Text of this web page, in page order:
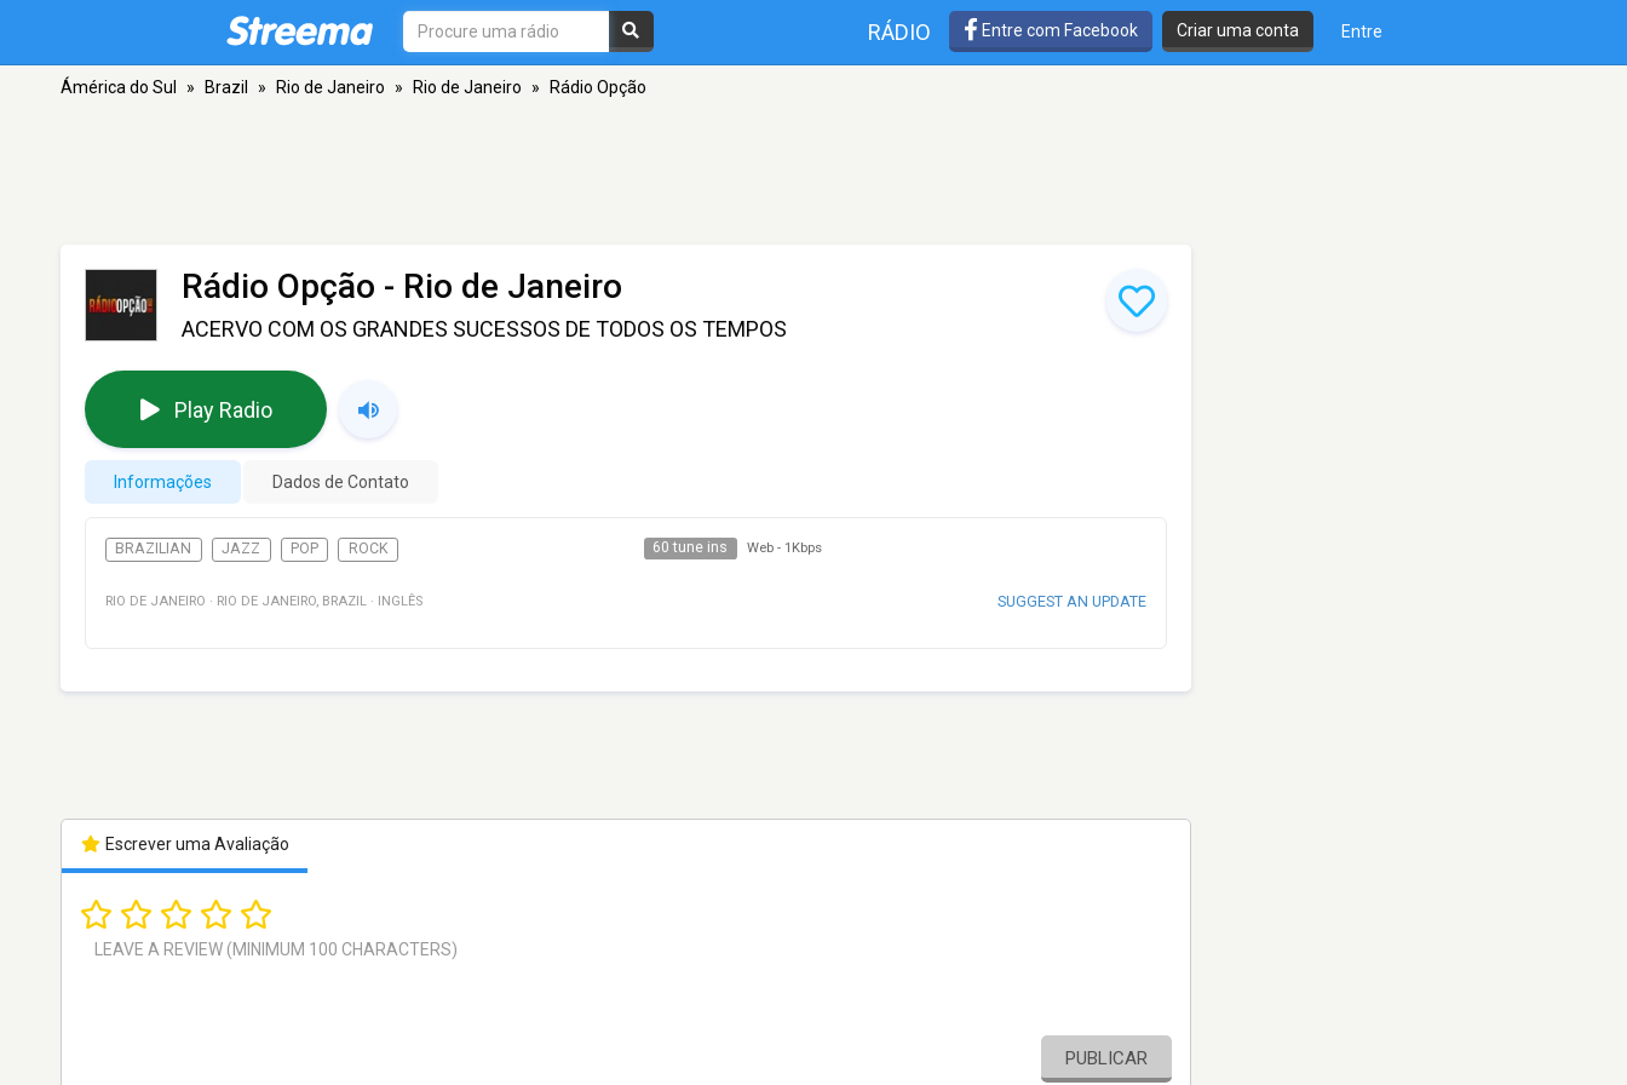
RÁDIO Entre com Facebook Criar uma conta Entre
Ámérica do Sul » Brazil » Rio de Janeiro » Rio de Janeiro » Rádio Opção
Rádio Opção - Rio de Janeiro
ACERVO COM OS GRANDES SUCESSOS DE TODOS OS TEMPOS
Play Radio
Informações Dados de Contato
BRAZILIAN JAZZ POP ROCK 60 tune ins Web - 1Kbps
RIO DE JANEIRO · RIO DE JANEIRO, BRAZIL · INGLÊS SUGGEST AN UPDATE
Escrever uma Avaliação
PUBLICAR